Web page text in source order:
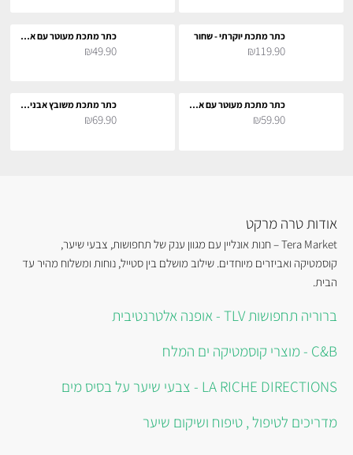
כתר מתכת יוקרתי - שחור
₪119.90
כתר מתכת מעוטר עם אבנים - שחור
₪49.90
כתר מתכת מעוטר עם אבנים - שחור
₪59.90
כתר מתכת משובץ אבנים - שחור
₪69.90
אודות טרה מרקט
Tera Market – חנות אונליין עם מגוון ענק של תחפושות, צבעי שיער,
קוסמטיקה ואביזרים מיוחדים. שילוב מושלם בין סטייל, נוחות ומשלוח מהיר עד
הבית.
ברוריה תחפושות TLV - אופנה אלטרנטיבית
C&B - מוצרי קוסמטיקה ים המלח
LA RICHE DIRECTIONS - צבעי שיער על בסיס מים
מדריכים לטיפול , טיפוח ושיקום שיער